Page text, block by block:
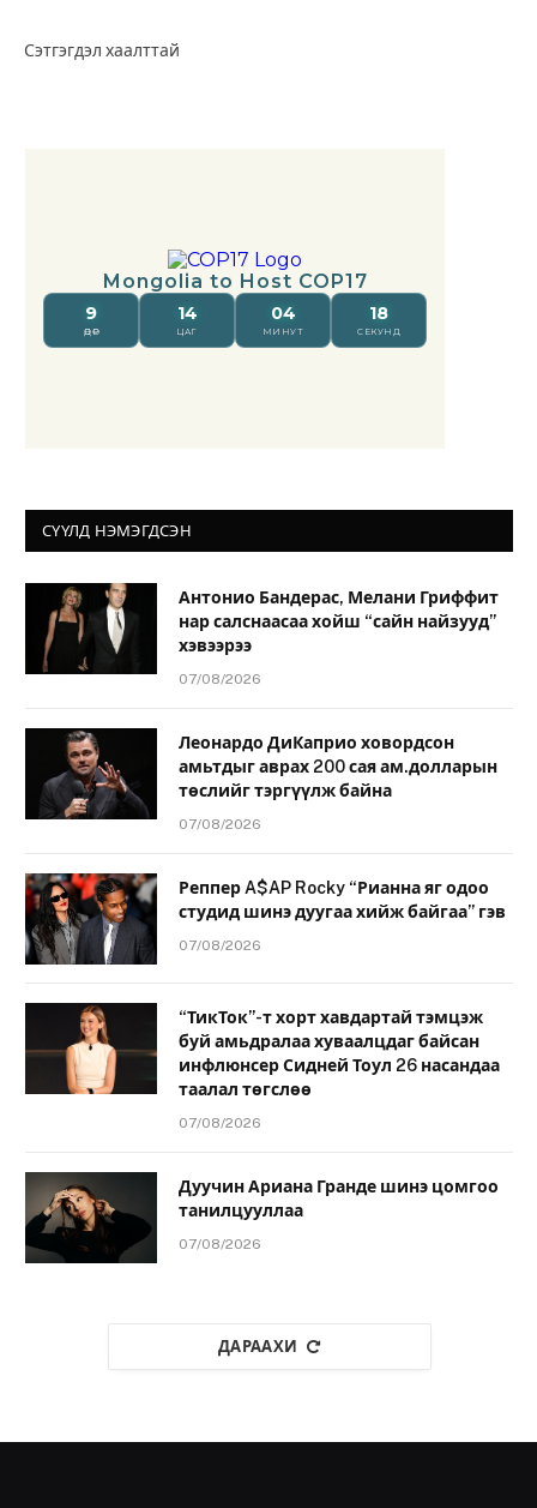
Сэтгэгдэл хаалттай
СҮҮЛД НЭМЭГДСЭН
Антонио Бандерас, Мелани Гриффит
нар салснаасаа хойш “сайн найзууд”
хэвээрээ
07/08/2026
Леонардо ДиКаприо ховордсон
амьтдыг аврах 200 сая ам.долларын
төслийг тэргүүлж байна
07/08/2026
Реппер A$AP Rocky “Рианна яг одоо
студид шинэ дуугаа хийж байгаа” гэв
07/08/2026
“ТикТок”-т хорт хавдартай тэмцэж
буй амьдралаа хуваалцдаг байсан
инфлюнсер Сидней Тоул 26 насандаа
таалал төгслөө
07/08/2026
Дуучин Ариана Гранде шинэ цомгоо
танилцууллаа
07/08/2026
ДАРААХИ